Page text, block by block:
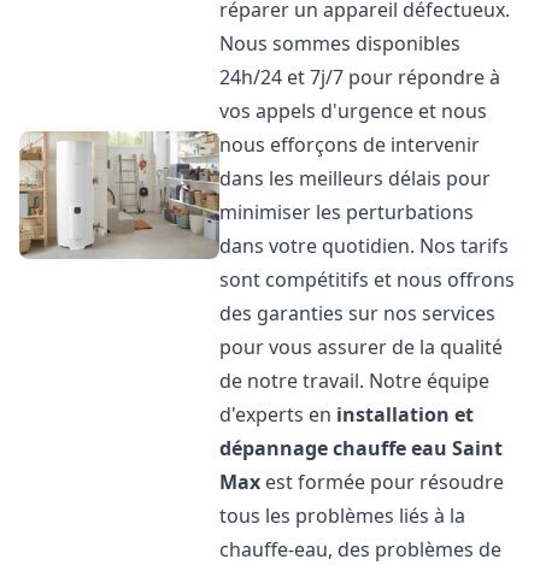
réparer un appareil défectueux.
Nous sommes disponibles
24h/24 et 7j/7 pour répondre à
vos appels d'urgence et nous
nous efforçons de intervenir
dans les meilleurs délais pour
minimiser les perturbations
dans votre quotidien. Nos tarifs
sont compétitifs et nous offrons
des garanties sur nos services
pour vous assurer de la qualité
de notre travail. Notre équipe
d'experts en installation et
dépannage chauffe eau Saint
Max est formée pour résoudre
tous les problèmes liés à la
chauffe-eau, des problèmes de